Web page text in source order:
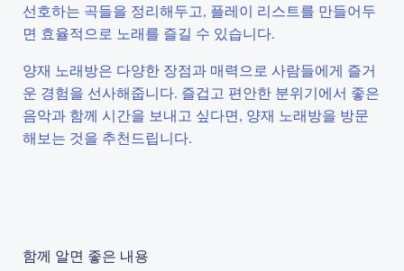
선호하는 곡들을 정리해두고, 플레이 리스트를 만들어두
면 효율적으로 노래를 즐길 수 있습니다.
양재 노래방은 다양한 장점과 매력으로 사람들에게 즐거
운 경험을 선사해줍니다. 즐겁고 편안한 분위기에서 좋은
음악과 함께 시간을 보내고 싶다면, 양재 노래방을 방문
해보는 것을 추천드립니다.
함께 알면 좋은 내용